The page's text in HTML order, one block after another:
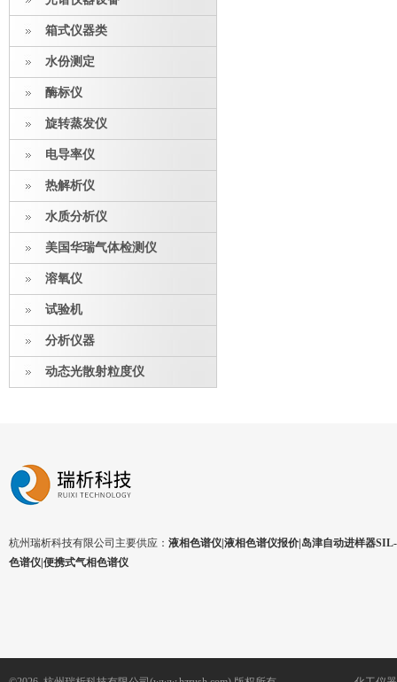
箱式仪器类
水份测定
酶标仪
旋转蒸发仪
电导率仪
热解析仪
水质分析仪
美国华瑞气体检测仪
溶氧仪
试验机
分析仪器
动态光散射粒度仪
杭州瑞析科技有限公司主要供应： 液相色谱仪|液相色谱仪报价|岛津自动进样器
色谱仪|便携式气相色谱仪